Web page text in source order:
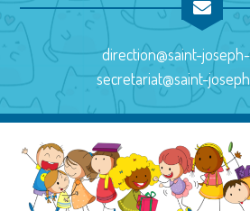
e
m
e
n
t
direction@saint-
secretariat@saint-